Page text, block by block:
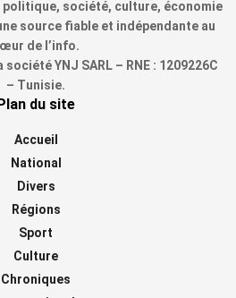
politique, société, culture, économie
source fiable et indépendante au
de l’info.
YNJ SARL – RNE : 1209226C
– Tunisie.
Plan du site
Accueil
National
Divers
Régions
Sport
Culture
Chroniques